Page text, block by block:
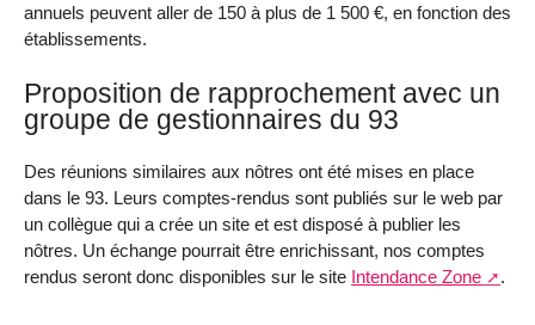
annuels peuvent aller de 150 à plus de 1 500 €, en fonction des
établissements.
Proposition de rapprochement avec un
groupe de gestionnaires du 93
Des réunions similaires aux nôtres ont été mises en place
dans le 93. Leurs comptes-rendus sont publiés sur le web par
un collègue qui a crée un site et est disposé à publier les
nôtres. Un échange pourrait être enrichissant, nos comptes
rendus seront donc disponibles sur le site Intendance Zone .